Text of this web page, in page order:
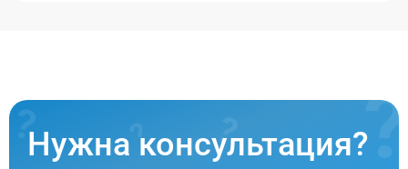
Нужна консультация?